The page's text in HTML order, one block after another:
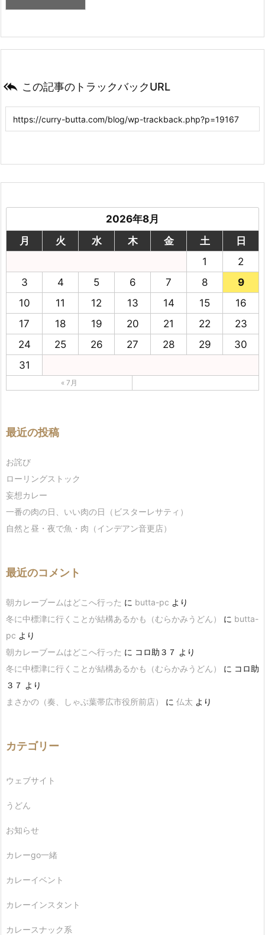
 この記事のトラックバックURL
2026年8月
月
火 水 木 金 土
日
1
2
3
4 5 6 7 8
9
10
11 12 13 14 15
16
17
18 19 20 21 22
23
24
25 26 27 28 29
30
31
« 7月
最近の投稿
お詫び
ローリングストック
妄想カレー
一番の肉の日、いい肉の日（ビスターレサティ）
自然と昼・夜で魚・肉（インデアン音更店）
最近のコメント
朝カレーブームはどこへ行った に butta-pc より
冬に中標津に行くことが結構あるかも（むらかみうどん）
に butta-
pc より
朝カレーブームはどこへ行った に コロ助３７ より
冬に中標津に行くことが結構あるかも（むらかみうどん）
に コロ助
３７ より
まさかの（奏、しゃぶ葉帯広市役所前店）
に 仏太 より
カテゴリー
ウェブサイト
うどん
お知らせ
カレーgo一緒
カレーイベント
カレーインスタント
カレースナック系